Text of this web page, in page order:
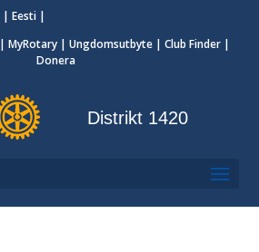
Eesti
| MyRotary | Ungdomsutbyte | Club Finder |
Donera
Distrikt 1420